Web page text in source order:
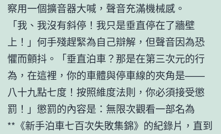
察用一個擴音器大喊，聲音充滿機械感。
「我、我沒有斜停！我只是垂直停在了牆壁
上！」何手殘趕緊為自己辯解，但聲音因為恐
懼而顫抖。「垂直泊車？那是在第三次元的行
為，在這裡，你的車體與停車線的夾角是——
八十九點七度！按照維度法則，你必須接受懲
罰！」懲罰的內容是：無限次觀看一部名為
**《新手泊車七百次失敗集錦》的紀錄片，直到